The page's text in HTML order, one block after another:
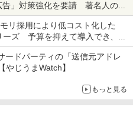
告」対策強化を要請 著名人の写
への対策として
リ採用により低コスト化した
ズ 予算を抑えて導入でき、
も可能
ードパーティの「送信元アドレ
じうまWatch】
もっと見る